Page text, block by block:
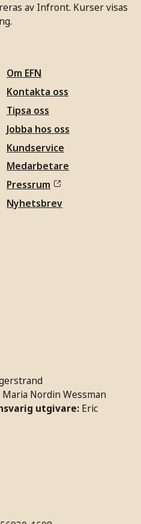
av Infront. Kurser visas
Om EFN
Kontakta oss
Tipsa oss
Jobba hos oss
Kundservice
Medarbetare
Pressrum
Nyhetsbrev
Maria Nordin Wessman
utgivare: Eric